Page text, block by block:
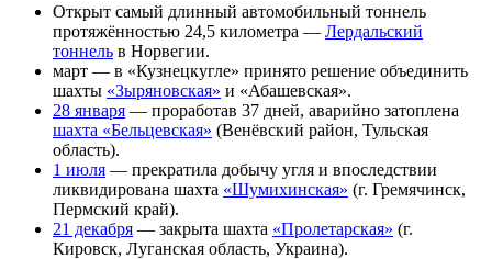
Открыт самый длинный автомобильный тоннель
протяжённостью 24,5 километра — Лердальский
тоннель в Норвегии.
март — в «Кузнецкугле» принято решение объединить
шахты «Зыряновская» и «Абашевская».
28 января — проработав 37 дней, аварийно затоплена
шахта «Бельцевская» (Венёвский район, Тульская
область).
1 июля — прекратила добычу угля и впоследствии
ликвидирована шахта «Шумихинская» (г. Гремячинск,
Пермский край).
21 декабря — закрыта шахта «Пролетарская» (г.
Кировск, Луганская область, Украина).